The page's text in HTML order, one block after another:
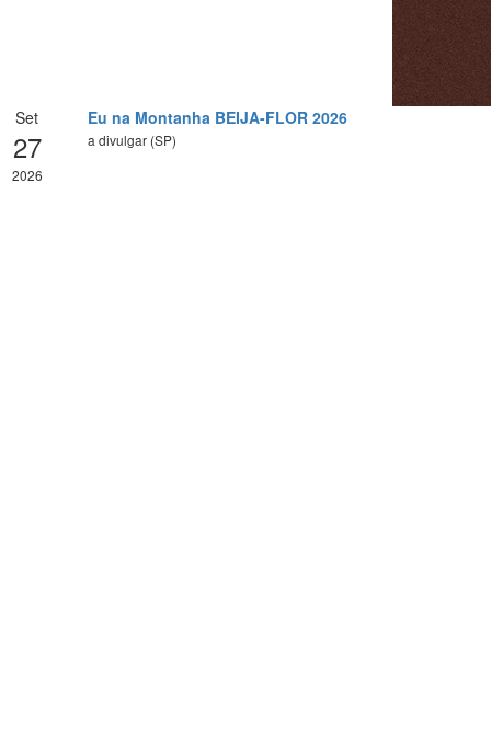
Set
27
2026
Eu na Montanha BEIJA-FLOR 2026
a divulgar (SP)